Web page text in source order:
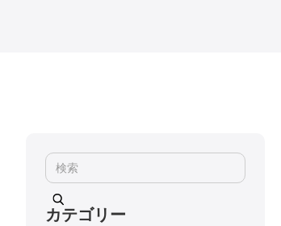
カテゴリー